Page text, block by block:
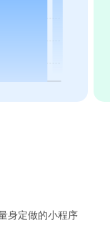
身定做的小程序